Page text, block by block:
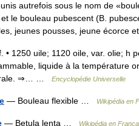
autrefois sous le nom de
le bouleau pubescent (B.
jeunes pousses, jeune
1250 uile; 1120 oile, var. olie; h
liquide à la température
⇒… …
Encyclopédie Universelle
— Bouleau flexible … Wikipédia en
— Betula lenta … Wikipédia en